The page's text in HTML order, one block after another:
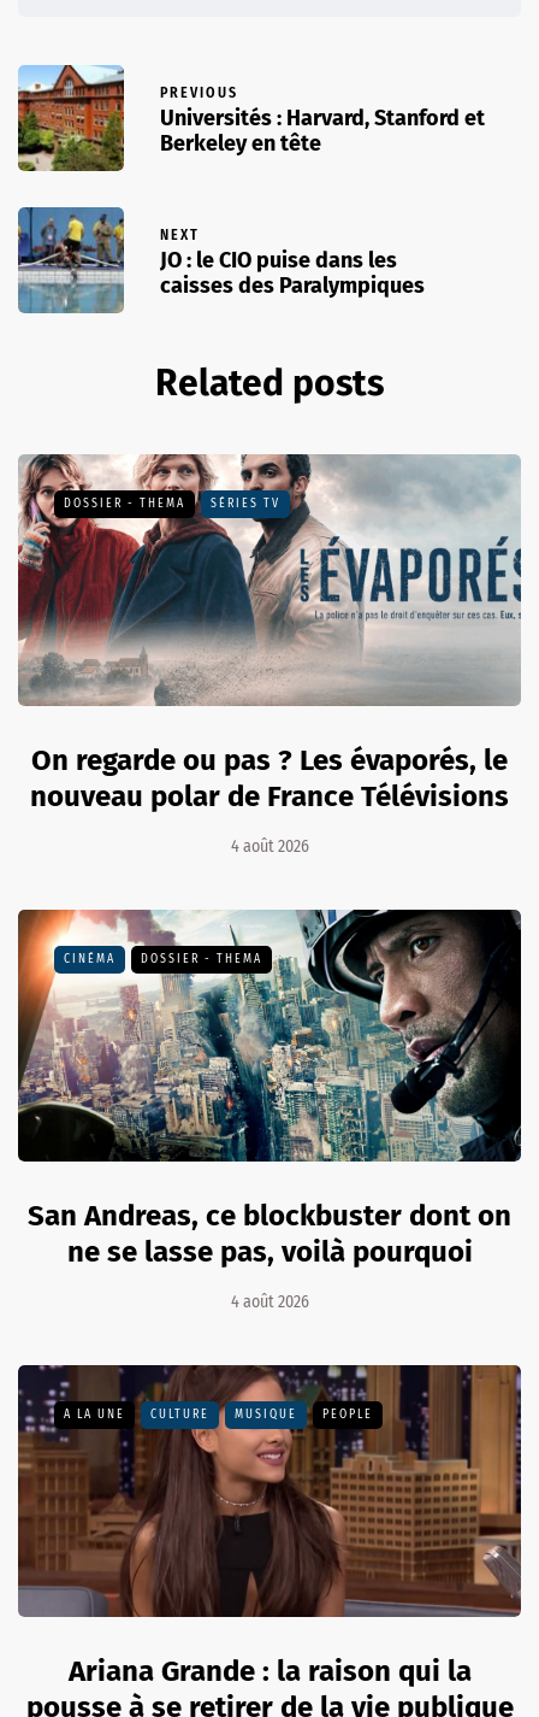
PREVIOUS
Universités : Harvard, Stanford et
Berkeley en tête
NEXT
JO : le CIO puise dans les
caisses des Paralympiques
Related posts
DOSSIER - THEMA SÉRIES TV
On regarde ou pas ? Les évaporés, le
nouveau polar de France Télévisions
4 août 2026
CINÉMA DOSSIER - THEMA
San Andreas, ce blockbuster dont on
ne se lasse pas, voilà pourquoi
4 août 2026
A LA UNE CULTURE MUSIQUE PEOPLE
Ariana Grande : la raison qui la
pousse à se retirer de la vie publique